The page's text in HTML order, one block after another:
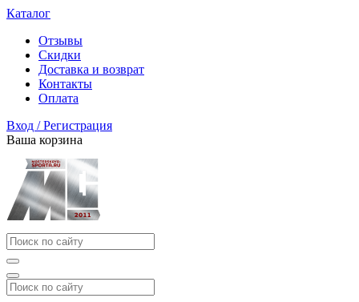
Каталог
Отзывы
Скидки
Доставка и возврат
Контакты
Оплата
Вход / Регистрация
Ваша корзина